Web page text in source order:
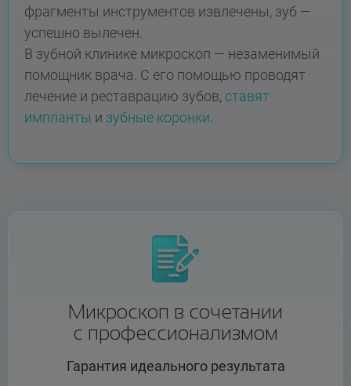
фрагменты инструментов извлечены, зуб —
успешно вылечен.
В зубной клинике микроскоп — незаменимый
помощник врача. С его помощью проводят
лечение и реставрацию зубов, ставят
импланты и зубные коронки.
Микроскоп в сочетании
с профессионализмом
Гарантия идеального результата